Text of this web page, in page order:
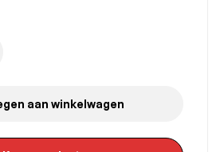
aan winkelwagen